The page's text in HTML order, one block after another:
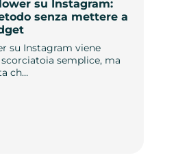
su Instagram:
senza mettere a
su Instagram viene
semplice, ma
ch…